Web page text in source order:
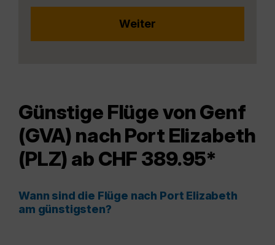
Günstige Flüge von Genf
(GVA) nach Port Elizabeth
(PLZ) ab CHF 389.95*
Wann sind die Flüge nach Port Elizabeth
am günstigsten?